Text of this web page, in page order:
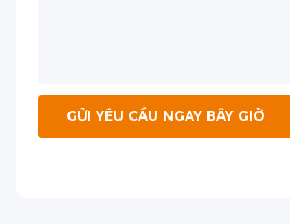
GỬI YÊU CẦU NGAY BÂY GIỜ